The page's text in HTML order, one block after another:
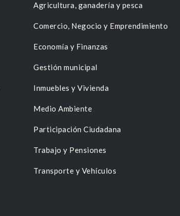
Agricultura, ganadería y pesca
Comercio, Negocio y Emprendimiento
Economía y Finanzas
Gestión municipal
Inmuebles y Vivienda
Medio Ambiente
Participación Ciudadana
Trabajo y Pensiones
Transporte y Vehículos